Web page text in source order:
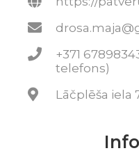
+371
telefons)
Lāčplēša iela